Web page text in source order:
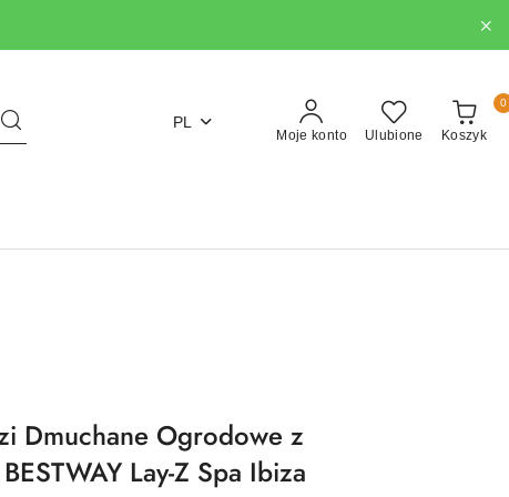
PL
Moje konto Ulubione Koszyk
0
Dmuchane Ogrodowe z
Lay-Z Spa Ibiza